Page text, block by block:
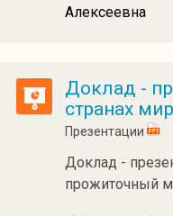
Алексеевна
Доклад -
странах
Презентации
Доклад -
прожиточный